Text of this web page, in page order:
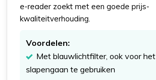
e-reader zoekt met een goede prijs-
kwaliteitverhouding.
Voordelen:
Met blauwlichtfilter, ook voor het
slapengaan te gebruiken